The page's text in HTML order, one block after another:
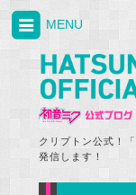
クリプトン公式！
発信します！
MENU